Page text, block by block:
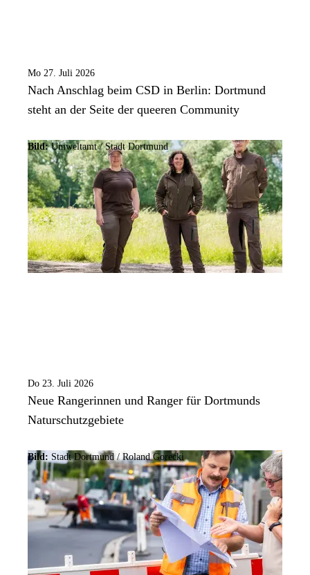
Mo 27. Juli 2026
Nach Anschlag beim CSD in Berlin: Dortmund
steht an der Seite der queeren Community
Bild:Umweltamt /Stadt Dortmund
Do 23. Juli 2026
Neue Rangerinnen und Ranger für Dortmunds
Naturschutzgebiete
Bild: Stadt Dortmund / Roland Gorecki